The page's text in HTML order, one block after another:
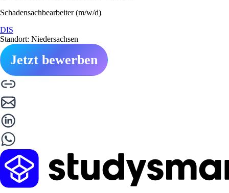
Schadensachbearbeiter (m/w/d)
DIS
Standort: Niedersachsen
Jetzt bewerben